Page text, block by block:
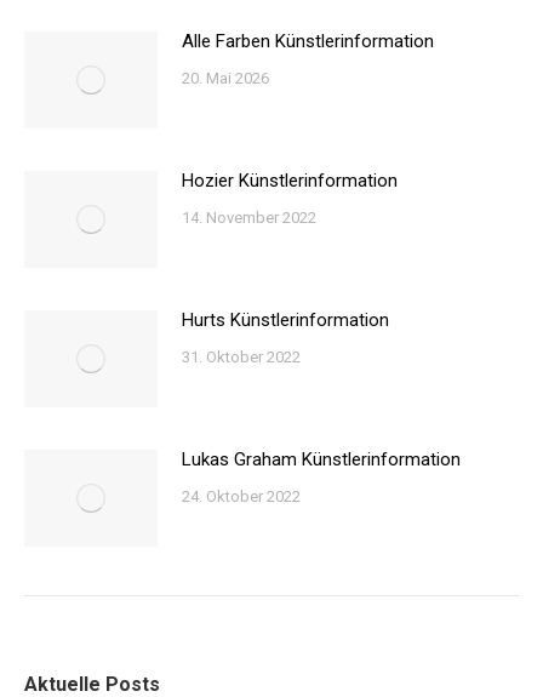
Alle Farben Künstlerinformation
20. Mai 2026
Hozier Künstlerinformation
14. November 2022
Hurts Künstlerinformation
31. Oktober 2022
Lukas Graham Künstlerinformation
24. Oktober 2022
Aktuelle Posts